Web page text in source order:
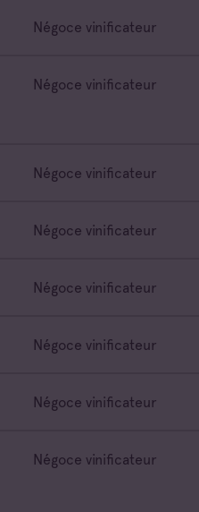
Négoce vinificateur
Négoce vinificateur
Négoce vinificateur
Négoce vinificateur
Négoce vinificateur
Négoce vinificateur
Négoce vinificateur
Négoce vinificateur